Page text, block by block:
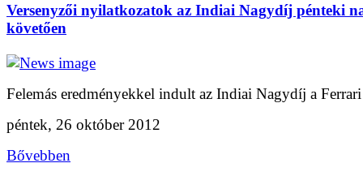
Versenyzői nyilatkozatok az Indiai Nagydíj pénteki
követően
Felemás eredményekkel indult az Indiai Nagydíj a
péntek, 26 október 2012
Bővebben